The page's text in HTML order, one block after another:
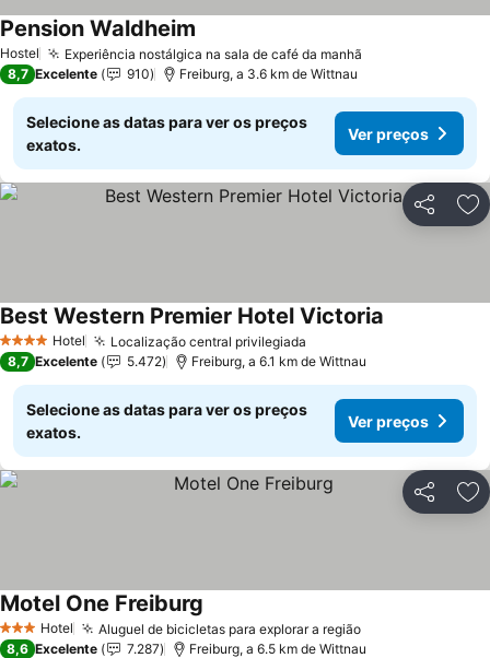
Hostel Experiência nostálgica na sala de café da manhã
Pension Waldheim
8,7 Excelente 910 Freiburg, a 3.6 km de Wittnau
Selecione as datas para ver os preços
exatos.
Ver preços
Partilhar
4 EstrelasHotel Localização central privilegiada
Best Western Premier Hotel Victoria
8,7 Excelente 5.472 Freiburg, a 6.1 km de Wittnau
Selecione as datas para ver os preços
exatos.
Ver preços
Partilhar
3 EstrelasHotel Aluguel de bicicletas para explorar a região
Motel One Freiburg
8,6 Excelente 7.287 Freiburg, a 6.5 km de Wittnau